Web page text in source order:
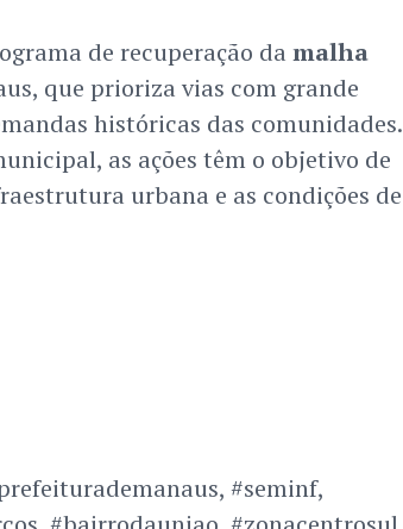
de recuperação da malha
que prioriza vias com grande
históricas das comunidades.
as ações têm o objetivo de
urbana e as condições de
#seminf,